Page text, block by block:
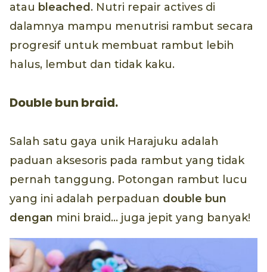
atau bleached . Nutri repair actives di
dalamnya mampu menutrisi rambut secara
progresif untuk membuat rambut lebih
halus, lembut dan tidak kaku.
Double bun braid.
Salah satu gaya unik Harajuku adalah
paduan aksesoris pada rambut yang tidak
pernah tanggung. Potongan rambut lucu
yang ini adalah perpaduan double bun
dengan mini braid… juga jepit yang banyak!